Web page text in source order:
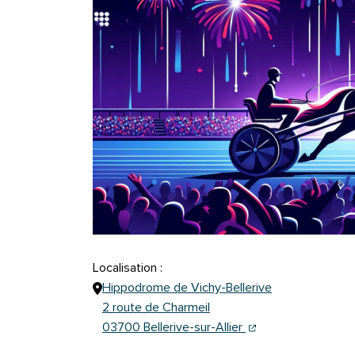
Localisation :
Hippodrome de Vichy-Bellerive
2 route de Charmeil
03700 Bellerive-sur-Allier (ouverture dans un
(ouverture dans